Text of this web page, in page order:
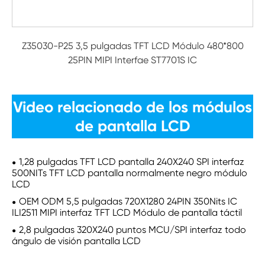
Z35030-P25 3,5 pulgadas TFT LCD Módulo 480*800
25PIN MIPI Interfae ST7701S IC
Video relacionado de los módulos
de pantalla LCD
1,28 pulgadas TFT LCD pantalla 240X240 SPI interfaz
500NITs TFT LCD pantalla normalmente negro módulo
LCD
OEM ODM 5,5 pulgadas 720X1280 24PIN 350Nits IC
ILI2511 MIPI interfaz TFT LCD Módulo de pantalla táctil
2,8 pulgadas 320X240 puntos MCU/SPI interfaz todo
ángulo de visión pantalla LCD